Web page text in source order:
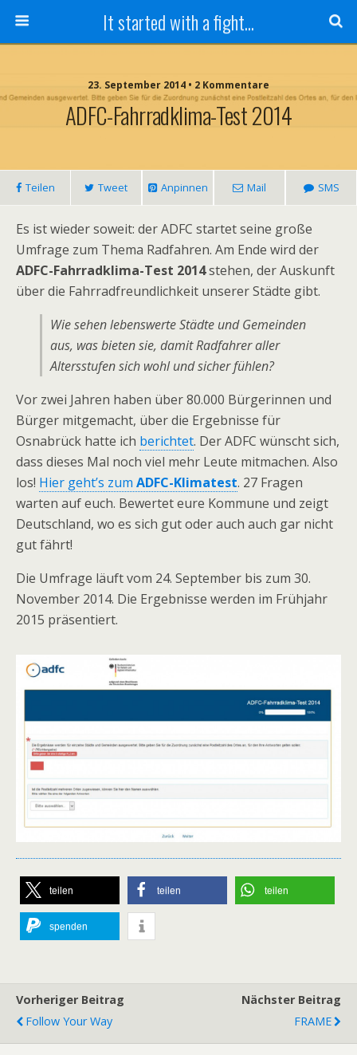
It started with a fight...
23. September 2014 • 2 Kommentare
ADFC-Fahrradklima-Test 2014
Teilen Tweet Anpinnen Mail SMS
Es ist wieder soweit: der ADFC startet seine große
Umfrage zum Thema Radfahren. Am Ende wird der
ADFC-Fahrradklima-Test 2014stehen, der Auskunft
über die Fahrradfreundlichkeit unserer Städte gibt.
Wie sehen lebenswerte Städte und Gemeinden
aus, was bieten sie, damit Radfahrer aller
Altersstufen sich wohl und sicher fühlen?
Vor zwei Jahren haben über 80.000 Bürgerinnen und
Bürger mitgemacht, über die Ergebnisse für
Osnabrück hatte ich berichtet. Der ADFC wünscht sich,
dass dieses Mal noch viel mehr Leute mitmachen. Also
los! Hier geht’s zum ADFC-Klimatest. 27 Fragen
warten auf euch. Bewertet eure Kommune und zeigt
Deutschland, wo es sich gut oder auch auch gar nicht
gut fährt!
Die Umfrage läuft vom 24. September bis zum 30.
November 2014. Die Ergebnisse werden im Frühjahr
2015 präsentiert.
teilen teilen teilen
spenden
Vorheriger Beitrag
Follow Your Way
Nächster Beitrag
FRAME